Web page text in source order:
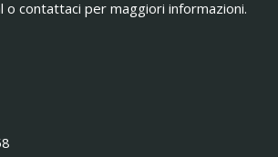
o contattaci per maggiori informazioni.